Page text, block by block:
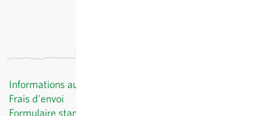
Informations au client
Frais d'envoi
Formulaire standard de révocation